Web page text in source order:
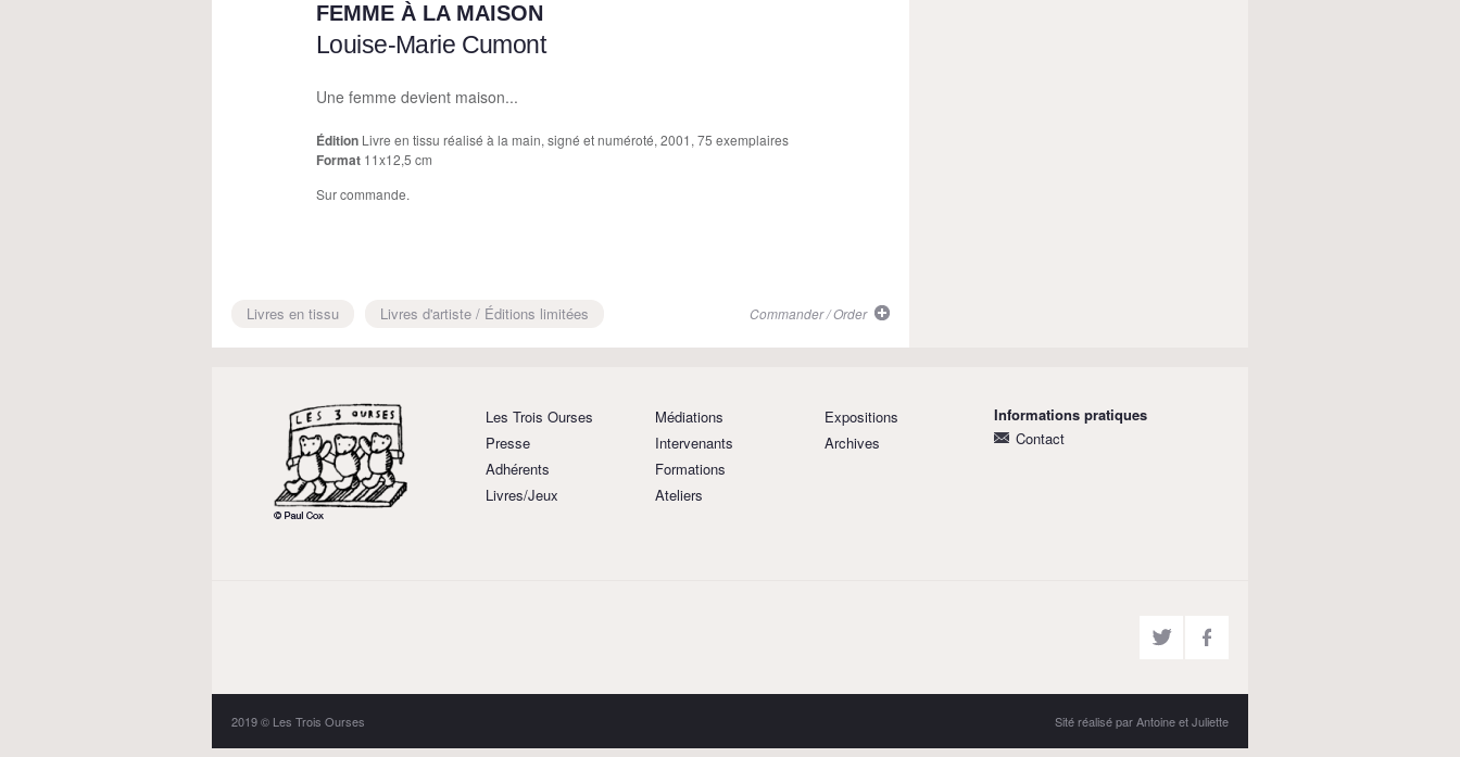
FEMME À LA MAISON
Louise-Marie Cumont
Une femme devient maison...
Édition Livre en tissu réalisé à la main, signé et numéroté, 2001, 75 exemplaires
Format 11x12,5 cm
Sur commande.
Livres en tissu Livres d'artiste / Éditions limitées Commander / Order
Les Trois Ourses
Presse
Adhérents
Livres/Jeux
Médiations
Intervenants
Formations
Ateliers
Expositions
Archives
Informations pratiques
Contact
2019 © Les Trois Ourses Sité réalisé par Antoine et Juliette